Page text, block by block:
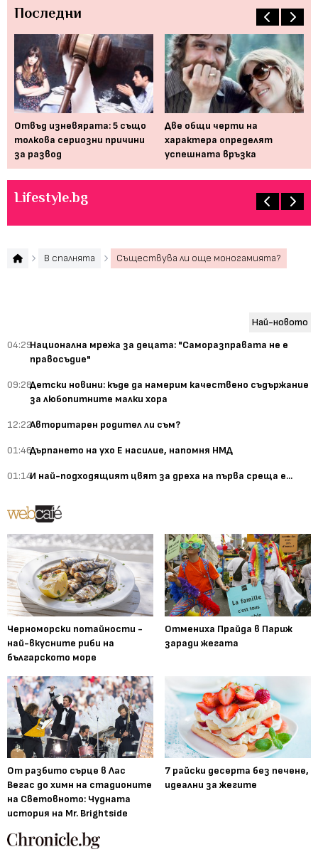
Последни
Отвъд изневярата: 5 също
толкова сериозни причини
за развод
Две общи черти на
характера определят
успешната връзка
Lifestyle.bg
В спалнята Съществува ли още моногамията?
Най-новото
04:29Национална мрежа за децата: "Саморазправата не е
правосъдие"
09:28Детски новини: къде да намерим качествено съдържание
за любопитните малки хора
12:22Авторитарен родител ли съм?
01:46Дърпането на ухо Е насилие, напомня НМД
01:14И най-подходящият цвят за дреха на първа среща е...
Черноморски потайности -
най-вкусните риби на
българското море
Отмениха Прайда в Париж
заради жегата
От разбито сърце в Лас
Вегас до химн на стадионите
на Световното: Чудната
история на Mr. Brightside
7 райски десерта без печене,
идеални за жегите